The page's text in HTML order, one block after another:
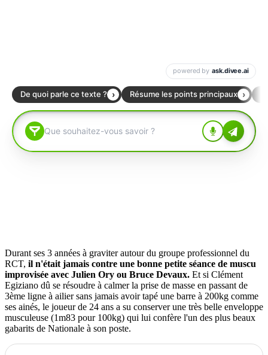
Durant ses 3 années à graviter autour du groupe professionnel du
RCT, il n'était jamais contre une bonne petite séance de muscu
improvisée avec Julien Ory ou Bruce Devaux. Et si Clément
Egiziano dû se résoudre à calmer la prise de masse en passant de
3ème ligne à ailier sans jamais avoir tapé une barre à 200kg comme
ses ainés, le joueur de 24 ans a su conserver une très belle enveloppe
musculeuse (1m83 pour 100kg) qui lui confère l'un des plus beaux
gabarits de Nationale à son poste.